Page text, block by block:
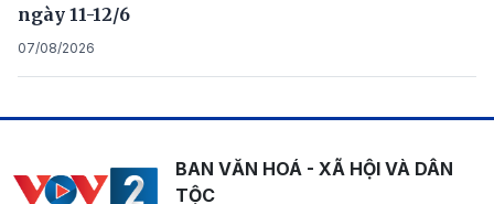
ngày 11-12/6
07/08/2026
BAN VĂN HOÁ - XÃ HỘI VÀ DÂN
TỘC